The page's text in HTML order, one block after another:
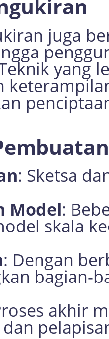
juga
yang
: Sketsa
Model:
skala
: Dengan
bagian-
akhir